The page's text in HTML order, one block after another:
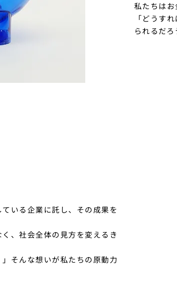
私たちはお
「どうす
られるだろ
いる企業に託し、その成果を
、社会全体の見方を変えるき
そんな想いが私たちの原動力